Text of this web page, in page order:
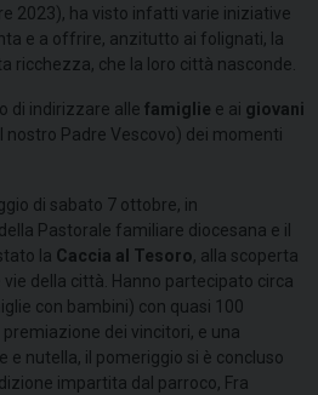
2023), ha visto infatti varie iniziative
e a offrire, anzitutto ai folignati, la
ricchezza, che la loro città nasconde.
di indirizzare alle famiglie e ai giovani
nostro Padre Vescovo) dei momenti
di sabato 7 ottobre, in
Pastorale familiare diocesana e il
la Caccia al Tesoro, alla scoperta
della città. Hanno partecipato circa
con bambini) con quasi 100
dei vincitori, e una
e nutella, il pomeriggio si è concluso
impartita dal parroco, Fra